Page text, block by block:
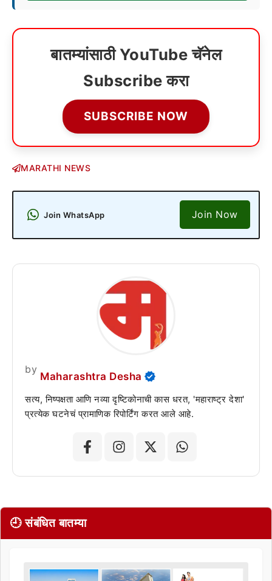
बातम्यांसाठी YouTube चॅनेल
Subscribe करा
SUBSCRIBE NOW
MARATHI NEWS
Join WhatsApp Join Now
by
Maharashtra Desha
सत्य, निष्पक्षता आणि नव्या दृष्टिकोनाची कास धरत, 'महाराष्ट्र देशा'
प्रत्येक घटनेचं प्रामाणिक रिपोर्टिंग करत आले आहे.
🕘 संबंधित बातम्या